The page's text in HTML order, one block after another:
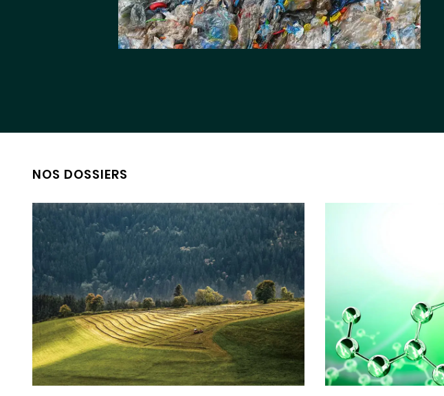
NOS DOSSIERS